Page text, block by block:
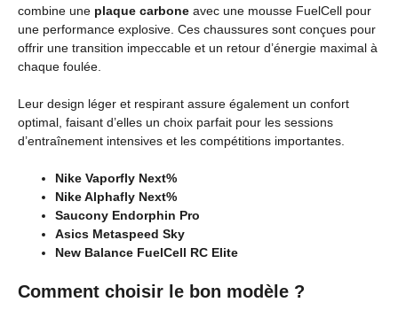
combine une plaque carbone avec une mousse FuelCell pour
une performance explosive. Ces chaussures sont conçues pour
offrir une transition impeccable et un retour d’énergie maximal à
chaque foulée.
Leur design léger et respirant assure également un confort
optimal, faisant d’elles un choix parfait pour les sessions
d’entraînement intensives et les compétitions importantes.
Nike Vaporfly Next%
Nike Alphafly Next%
Saucony Endorphin Pro
Asics Metaspeed Sky
New Balance FuelCell RC Elite
Comment choisir le bon modèle ?